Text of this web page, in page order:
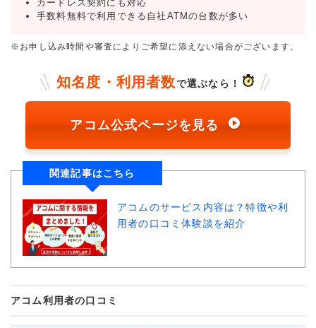
カードレス契約にも対応
手数料無料で利用できる自社ATMの台数が多い
※お申し込み時間や審査によりご希望に添えない場合がございます。
知名度・利用者数で選ぶなら！
アコム公式ページを見る
関連記事はこちら
アコムのサービス内容は？特徴や利
用者の口コミ体験談を紹介
アコム利用者の口コミ